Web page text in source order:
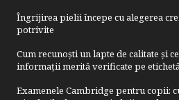
Îngrijirea pielii începe cu alegerea
potrivite
Cum recunoști un lapte de calitate și ce
informații merită verificate pe
Examenele Cambridge pentru copii: